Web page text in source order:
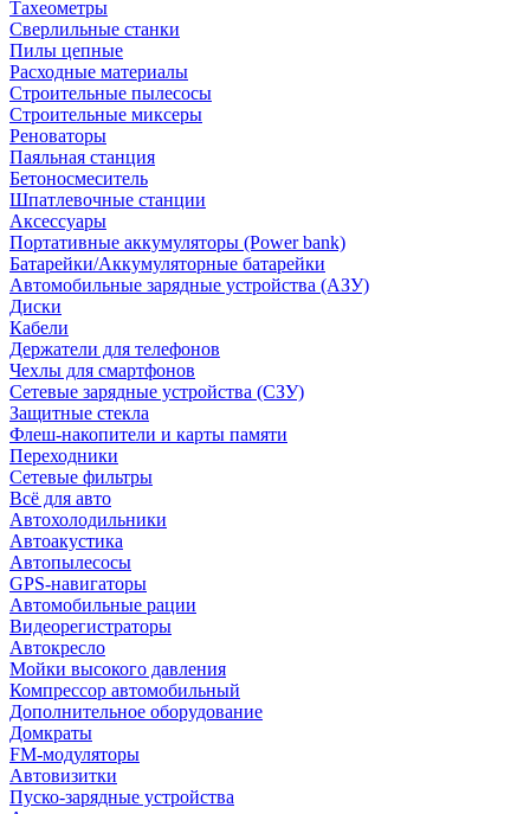
Тахеометры
Сверлильные станки
Пилы цепные
Расходные материалы
Строительные пылесосы
Строительные миксеры
Реноваторы
Паяльная станция
Бетоносмеситель
Шпатлевочные станции
Аксессуары
Портативные аккумуляторы (Power bank)
Батарейки/Аккумуляторные батарейки
Автомобильные зарядные устройства (АЗУ)
Диски
Кабели
Держатели для телефонов
Чехлы для смартфонов
Сетевые зарядные устройства (СЗУ)
Защитные стекла
Флеш-накопители и карты памяти
Переходники
Сетевые фильтры
Всё для авто
Автохолодильники
Автоакустика
Автопылесосы
GPS-навигаторы
Автомобильные рации
Видеорегистраторы
Автокресло
Мойки высокого давления
Компрессор автомобильный
Дополнительное оборудование
Домкраты
FM-модуляторы
Автовизитки
Пуско-зарядные устройства